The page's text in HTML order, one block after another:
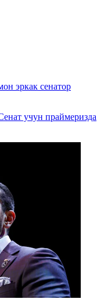
эркак сенатор
учун праймеризда